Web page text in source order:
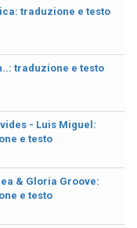
traduzione e testo
traduzione e testo
- Luis Miguel:
e testo
& Gloria Groove:
e testo